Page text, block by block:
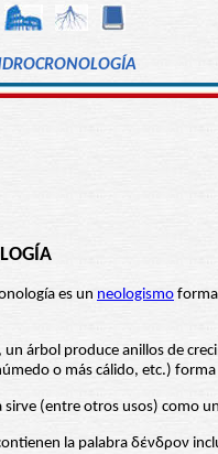
es un neologismo
un árbol produce anillos de
o más cálido, etc.)
sirve (entre otros usos) como
la palabra δένδρον